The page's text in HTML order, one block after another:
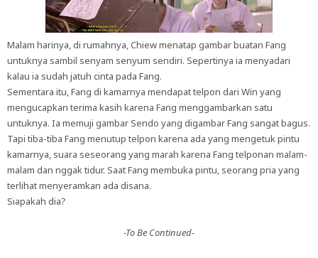
Malam harinya, di rumahnya, Chiew menatap gambar buatan Fang
untuknya sambil senyam senyum sendiri. Sepertinya ia menyadari
kalau ia sudah jatuh cinta pada Fang.
Sementara itu, Fang di kamarnya mendapat telpon dari Win yang
mengucapkan terima kasih karena Fang menggambarkan satu
untuknya. Ia memuji gambar Sendo yang digambar Fang sangat bagus.
Tapi tiba-tiba Fang menutup telpon karena ada yang mengetuk pintu
kamarnya, suara seseorang yang marah karena Fang telponan malam-
malam dan nggak tidur. Saat Fang membuka pintu, seorang pria yang
terlihat menyeramkan ada disana.
Siapakah dia?
-To Be Continued-